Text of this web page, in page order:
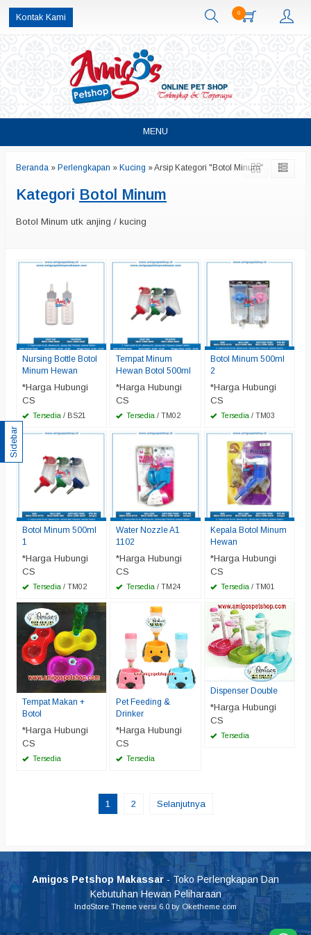
Kontak Kami 0
MENU
Beranda » Perlengkapan » Kucing »Arsip Kategori "Botol Minum"
Kategori Botol Minum
Botol Minum utk anjing / kucing
Nursing Bottle Botol
Minum Hewan
*Harga Hubungi
CS
Tersedia / BS21
Tempat Minum
Hewan Botol 500ml
*Harga Hubungi
CS
Tersedia / TM02
Botol Minum 500ml
2
*Harga Hubungi
CS
Tersedia / TM03
Botol Minum 500ml
1
*Harga Hubungi
CS
Tersedia / TM02
Water Nozzle A1
1102
*Harga Hubungi
CS
Tersedia / TM24
Kepala Botol Minum
Hewan
*Harga Hubungi
CS
Tersedia / TM01
Tempat Makan +
Botol
*Harga Hubungi
CS
Tersedia
Pet Feeding &
Drinker
*Harga Hubungi
CS
Tersedia
Dispenser Double
*Harga Hubungi
CS
Tersedia
1 2 Selanjutnya
Sidebar
Amigos Petshop Makassar - Toko Perlengkapan Dan
Kebutuhan Hewan Peliharaan
IndoStore Theme versi 6.0 by Oketheme.com